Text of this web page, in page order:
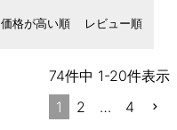
価格が高い順 レビュー順
74件中 1-20件表示
1
2 … 4